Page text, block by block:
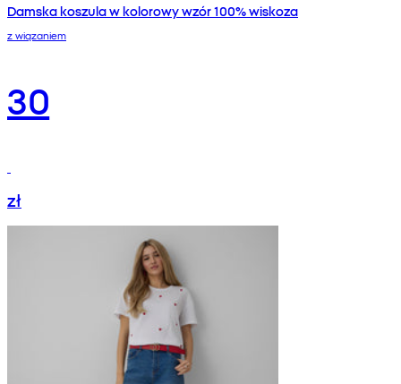
Damska koszula w kolorowy wzór 100% wiskoza
z wiązaniem
30
zł